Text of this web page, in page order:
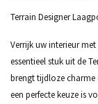
Terrain Designer
Verrijk uw interieur met
essentieel stuk uit de
brengt tijdloze
een perfecte keuze is